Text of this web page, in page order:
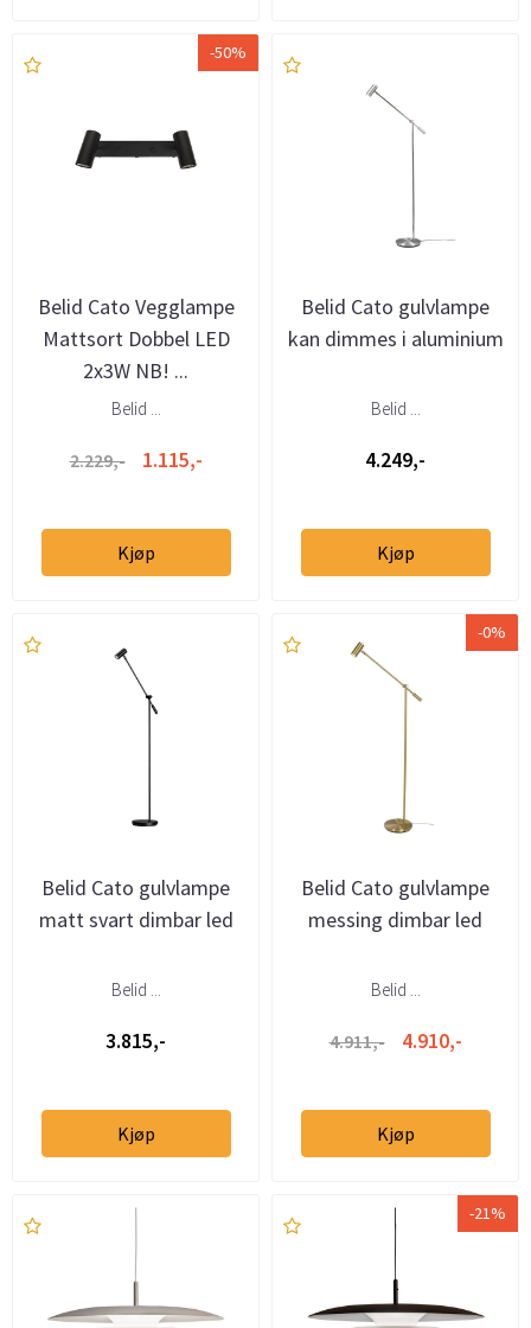
-50%
Belid Cato Vegglampe
Mattsort Dobbel LED
2x3W NB! ...
Belid ...
2.229,- 1.115,-
Kjøp
Belid Cato gulvlampe
kan dimmes i aluminium
Belid ...
4.249,-
Kjøp
Belid Cato gulvlampe
matt svart dimbar led
Belid ...
3.815,-
Kjøp
-0%
Belid Cato gulvlampe
messing dimbar led
Belid ...
4.911,- 4.910,-
Kjøp
-21%